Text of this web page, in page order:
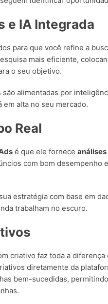
e IA Integrada
para que você refine a
mais eficiente,
o seu objetivo.
alimentadas por
em alta no seu mercado.
Real
é que ele fornece
com bom desempenho
estratégia com base em
trabalham no escuro.
criativo faz toda a
diretamente da
bem-sucedidas,